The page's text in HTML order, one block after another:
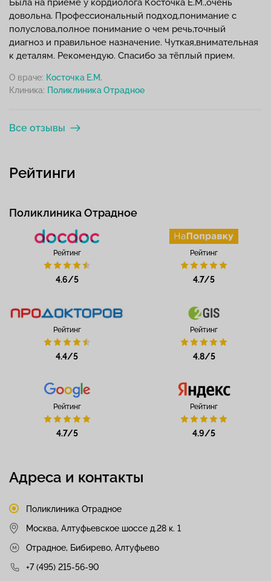
довольна. Профессиональный подход,понимание с
полуслова,полное понимание о чем речь,точный
диагноз и правильное назначение. Чуткая,внимательная
к деталям. Рекомендую. Спасибо за тёплый прием.
О враче: Косточка Е.М.
Клиника:
Все отзывы
Рейтинги
Поликлиника Отрадное
Рейтинг
4.6/5
Рейтинг
4.7/5
Рейтинг
4.4/5
Рейтинг
4.8/5
Рейтинг
4.7/5
Рейтинг
4.9/5
Адреса и контакты
Поликлиника Отрадное
Москва, Алтуфьевское шоссе д.28 к. 1
Отрадное, Бибирево, Алтуфьево
+7 (495) 215-56-90